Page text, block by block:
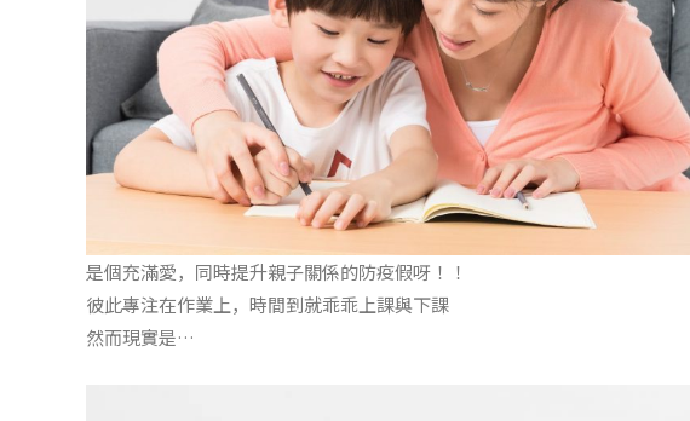
是個充滿愛，同時提升親子關係的防疫假呀！！
彼此專注在作業上，時間到就乖乖上課與下課
然而現實是…